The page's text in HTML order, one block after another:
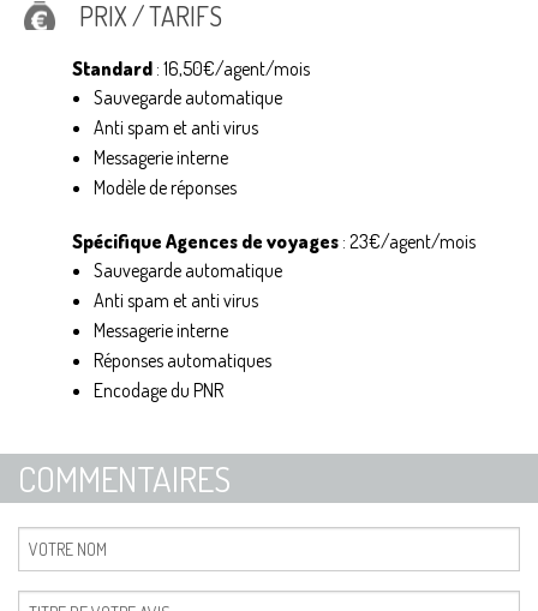
PRIX / TARIFS
Standard : 16,50€/agent/mois
Sauvegarde automatique
Anti spam et anti virus
Messagerie interne
Modèle de réponses
Spécifique Agences de voyages : 23€/agent/mois
Sauvegarde automatique
Anti spam et anti virus
Messagerie interne
Réponses automatiques
Encodage du PNR
COMMENTAIRES